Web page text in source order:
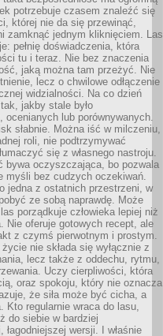
potrzebuje czasem znaleźć się
której nie da się przewinąć,
zamknąć jednym kliknięciem. Las
pełnię doświadczenia, która
tu i teraz. Nie bez znaczenia
jaką można tam przeżyć. Nie
lecz o chwilowe odłączenie
widzialności. Na co dzień
jakby stale było
ocenianych lub porównywanych.
słabnie. Można iść w milczeniu,
roli, nie podtrzymywać
się z własnego nastroju.
bywa oczyszczająca, bo pozwala
myśli bez cudzych oczekiwań.
jedna z ostatnich przestrzeni, w
ze sobą naprawdę. Może
porządkuje człowieka lepiej niż
Nie oferuje gotowych recept, ale
z czymś pierwotnym i prostym.
nie składa się wyłącznie z
lecz także z oddechu, rytmu,
Uczy cierpliwości, która
oraz spokoju, który nie oznacza
że siła może być cicha, a
Kto regularnie wraca do lasu,
do siebie w bardziej
łagodniejszej wersji. I właśnie